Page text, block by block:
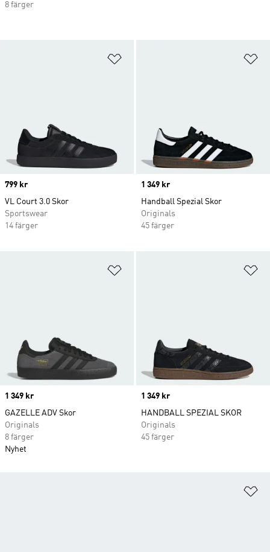
Price
799 kr
VL Court 3.0 Skor
Sportswear
14 färger
Price
1 349 kr
Handball Spezial Skor
Originals
45 färger
Price
1 349 kr
GAZELLE ADV Skor
Originals
8 färger
Nyhet
Price
1 349 kr
HANDBALL SPEZIAL SKOR
Originals
45 färger
8 färger